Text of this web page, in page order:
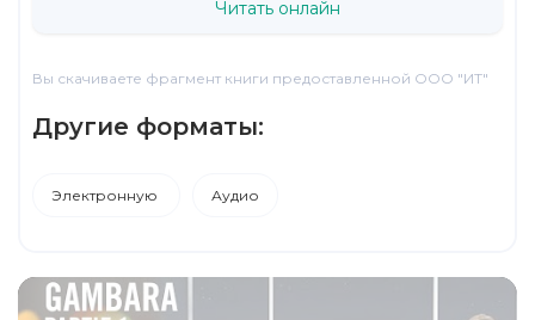
Читать онлайн
Вы скачиваете фрагмент книги предоставленной ООО "ИТ"
Другие форматы:
Электронную Аудио